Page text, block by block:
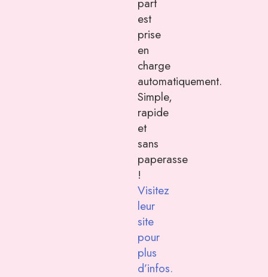
part
est
prise
en
charge
automatiquement.
Simple,
rapide
et
sans
paperasse
!
Visitez
leur
site
pour
plus
d’infos.